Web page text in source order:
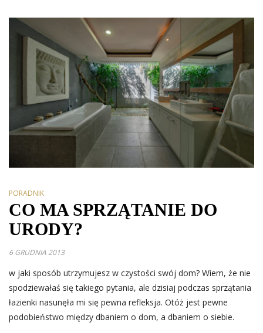
PORADNIK
CO MA SPRZĄTANIE DO
URODY?
6 GRUDNIA 2013
w jaki sposób utrzymujesz w czystości swój dom? Wiem, że nie
spodziewałaś się takiego pytania, ale dzisiaj podczas sprzątania
łazienki nasunęła mi się pewna refleksja. Otóż jest pewne
podobieństwo między dbaniem o dom, a dbaniem o siebie.